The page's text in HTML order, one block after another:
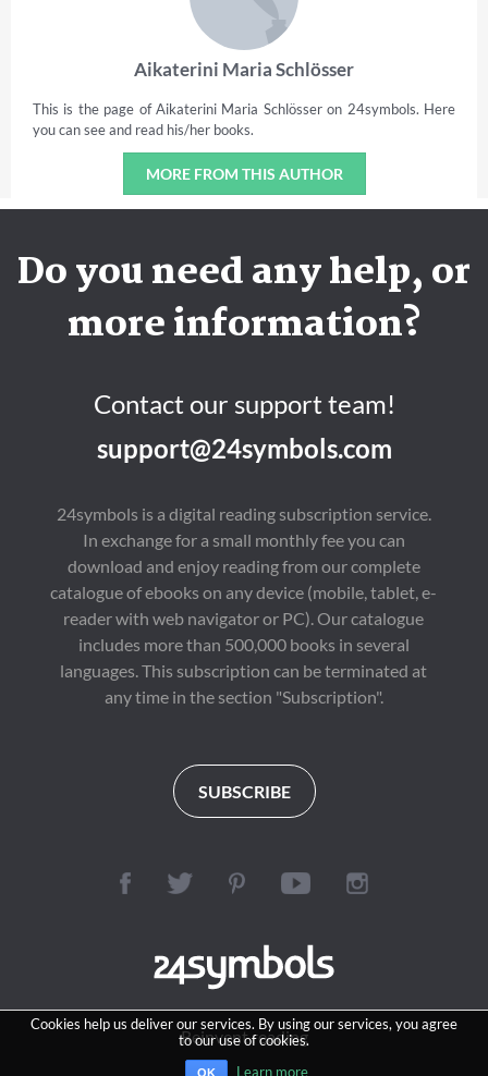
Aikaterini Maria Schlösser
This is the page of Aikaterini Maria Schlösser on 24symbols. Here
you can see and read his/her books.
MORE FROM THIS AUTHOR
Cookies help us deliver our services. By using our services, you agree
to our use of cookies.
OK Learn more
Do you need any help, or
more information?
Contact our support team!
support@24symbols.com
24symbols is a digital reading subscription service.
In exchange for a small monthly fee you can
download and enjoy reading from our complete
catalogue of ebooks on any device (mobile, tablet, e-
reader with web navigator or PC). Our catalogue
includes more than 500,000 books in several
languages. This subscription can be terminated at
any time in the section "Subscription".
SUBSCRIBE
Reinvent reading